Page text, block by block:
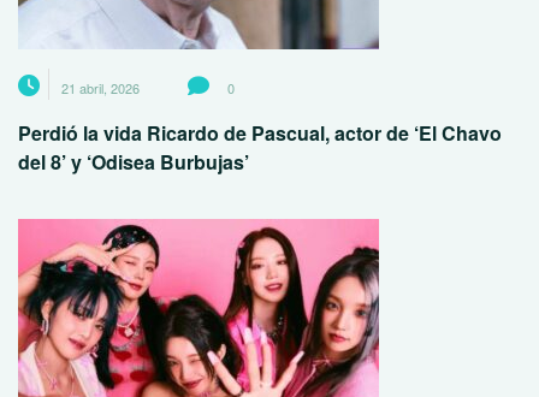
21 abril, 2026 0
Perdió la vida Ricardo de Pascual, actor de ‘El Chavo
del 8’ y ‘Odisea Burbujas’